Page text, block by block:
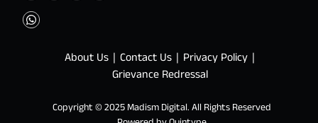
About Us Contact Us
Privacy Policy
Grievance Redressal
Copyright © 2025 Madism Digital. All Rights Reserved